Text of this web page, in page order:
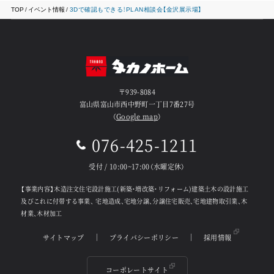
TOP イベント情報 3Dで確認もできる！PLAN相談会【金沢展示場】
〒939-8084
富山県富山市西中野町一丁目7番27号
（Google map）
076-425-1211
受付 / 10:00~17:00（水曜定休）
【事業内容】木造注文住宅設計施工(新築・増改築・リフォーム)建築土木の設計施工
及びこれに付帯する事業、 宅地造成、宅地分譲、分譲住宅販売、宅地建物取引業、木
材業、木材加工
サイトマップ プライバシーポリシー 採用情報
コーポレートサイト